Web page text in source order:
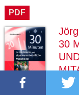
PDF
30